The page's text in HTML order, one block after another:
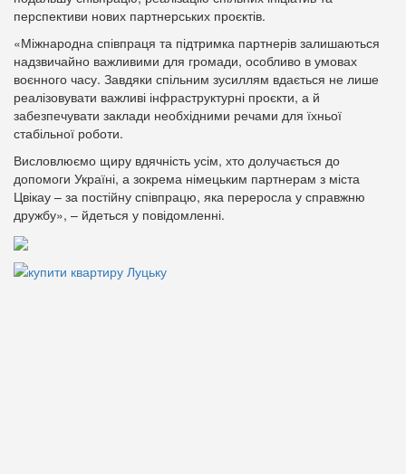
перспективи нових партнерських проєктів.
«Міжнародна співпраця та підтримка партнерів залишаються
надзвичайно важливими для громади, особливо в умовах
воєнного часу. Завдяки спільним зусиллям вдається не лише
реалізовувати важливі інфраструктурні проєкти, а й
забезпечувати заклади необхідними речами для їхньої
стабільної роботи.
Висловлюємо щиру вдячність усім, хто долучається до
допомоги Україні, а зокрема німецьким партнерам з міста
Цвікау – за постійну співпрацю, яка переросла у справжню
дружбу», – йдеться у повідомленні.